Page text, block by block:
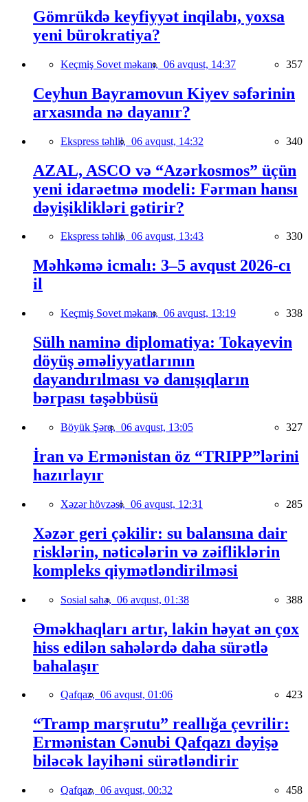
Gömrükdə keyfiyyət inqilabı, yoxsa
yeni bürokratiya?
Keçmiş Sovet məkanı, 06 avqust, 14:37 357
Ceyhun Bayramovun Kiyev səfərinin
arxasında nə dayanır?
Ekspress təhlil, 06 avqust, 14:32 340
AZAL, ASCO və “Azərkosmos” üçün
yeni idarəetmə modeli: Fərman hansı
dəyişiklikləri gətirir?
Ekspress təhlil, 06 avqust, 13:43 330
Məhkəmə icmalı: 3–5 avqust 2026-cı
il
Keçmiş Sovet məkanı, 06 avqust, 13:19 338
Sülh naminə diplomatiya: Tokayevin
döyüş əməliyyatlarının
dayandırılması və danışıqların
bərpası təşəbbüsü
Böyük Şərq, 06 avqust, 13:05 327
İran və Ermənistan öz “TRIPP”lərini
hazırlayır
Xəzər hövzəsi, 06 avqust, 12:31 285
Xəzər geri çəkilir: su balansına dair
risklərin, nəticələrin və zəifliklərin
kompleks qiymətləndirilməsi
Sosial sahə, 06 avqust, 01:38 388
Əməkhaqları artır, lakin həyat ən çox
hiss edilən sahələrdə daha sürətlə
bahalaşır
Qafqaz, 06 avqust, 01:06 423
“Tramp marşrutu” reallığa çevrilir:
Ermənistan Cənubi Qafqazı dəyişə
biləcək layihəni sürətləndirir
Qafqaz, 06 avqust, 00:32 458